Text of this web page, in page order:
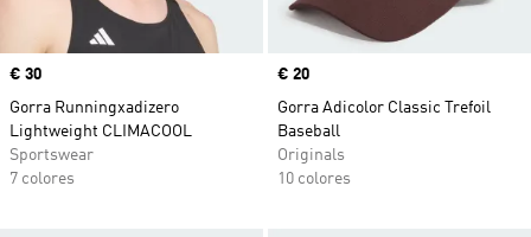
Precio
€ 30
Gorra Runningxadizero
Lightweight CLIMACOOL
Sportswear
7 colores
Precio
€ 20
Gorra Adicolor Classic Trefoil
Baseball
Originals
10 colores